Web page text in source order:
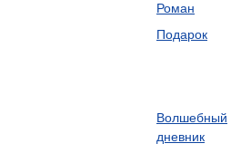
Роман
Подарок
Волшебный
дневник